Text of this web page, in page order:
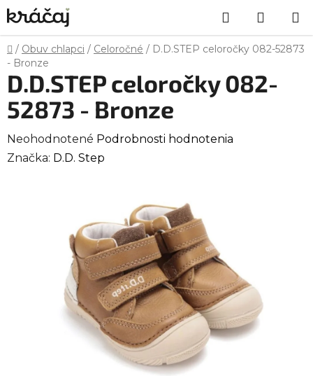
Prejsť
na
obsah
Hľadať
KOŠÍK
Domov
/ Obuv chlapci / Celoročné / D.D.STEP celoročky 082-52873
- Bronze
D.D.STEP celoročky 082-
52873 - Bronze
Priemerné
hodnotenie
hviezdičiek.
Neohodnotené Podrobnosti hodnotenia
Značka: D.D. Step